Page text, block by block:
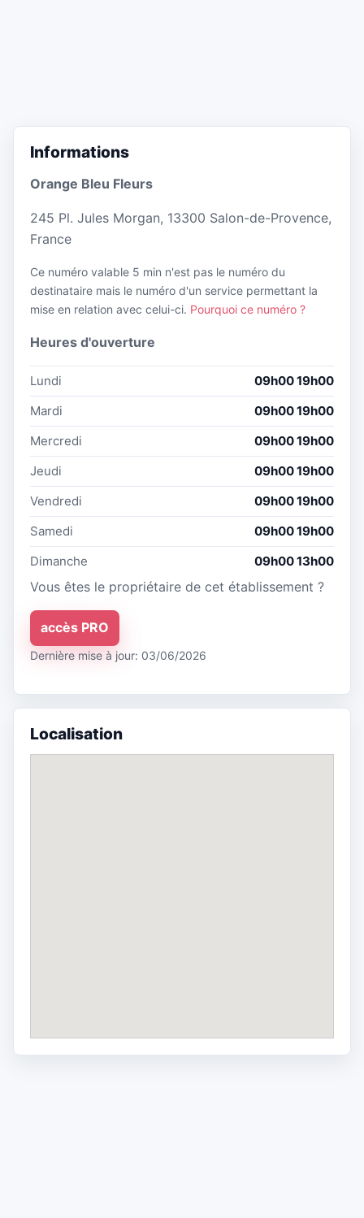
Informations
Orange Bleu Fleurs
245 Pl. Jules Morgan, 13300 Salon-de-Provence,
France
Ce numéro valable 5 min n'est pas le numéro du
destinataire mais le numéro d'un service permettant la
mise en relation avec celui-ci. Pourquoi ce numéro ?
Heures d'ouverture
Lundi
09h00 19h00
Mardi
09h00 19h00
Mercredi
09h00 19h00
Jeudi
09h00 19h00
Vendredi
09h00 19h00
Samedi
09h00 19h00
Dimanche
09h00 13h00
Vous êtes le propriétaire de cet établissement ?
accès PRO
Dernière mise à jour: 03/06/2026
Localisation